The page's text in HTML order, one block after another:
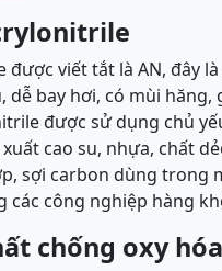
được viết tắt là AN, đây
dễ bay hơi, có mùi hăng,
được sử dụng chủ
cao su, nhựa, chất
sợi carbon dùng trong
các công nghiệp hàng
chống oxy hóa